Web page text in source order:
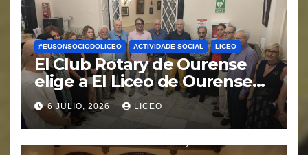
#EUSONSOCIODOLICEO ACTIVIDADE SOCIAL LICEO
El Club Rotary de Ourense
elige a El Liceo de Ourense
para la puesta en marcha del
proyecto “Ciudad Cardio
Protegida”.
6 JULIO, 2026 LICEO